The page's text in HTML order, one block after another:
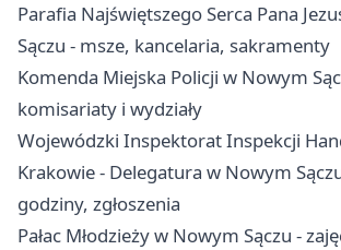
Parafia Najświętszego Serca Pana
Sączu - msze, kancelaria, sakramenty
Komenda Miejska Policji w Nowym
komisariaty i wydziały
Wojewódzki Inspektorat Inspekcji
Krakowie - Delegatura w Nowym
godziny, zgłoszenia
Pałac Młodzieży w Nowym Sączu -